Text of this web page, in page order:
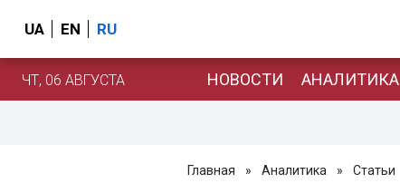
UA EN RU
ЧТ, 06 АВГУСТА НОВОСТИ АНАЛИТИКА
Главная » Аналитика » Статьи